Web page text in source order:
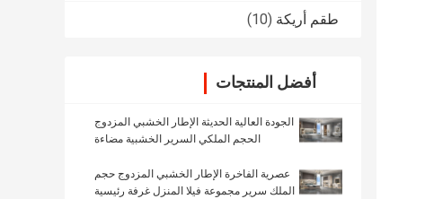
طقم أريكة (10)
أفضل المنتجات
الجودة العالية الحديثة الإطار الخشبي المزدوج
الحجم الملكي السرير الخشبية مضاءة
أثاث مجموعة
عصرية الفاخرة الإطار الخشبي المزدوج حجم
الملك سرير مجموعة فيلا المنزل غرفة رئيسية